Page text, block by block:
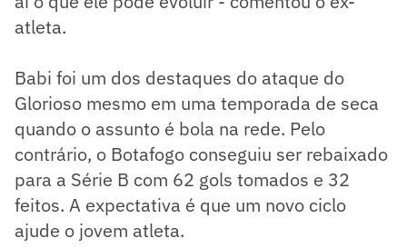
atleta.
Babi foi um dos destaques do ataque do
Glorioso mesmo em uma temporada de seca
quando o assunto é bola na rede. Pelo
contrário, o Botafogo conseguiu ser rebaixado
para a Série B com 62 gols tomados e 32
feitos. A expectativa é que um novo ciclo
ajude o jovem atleta.